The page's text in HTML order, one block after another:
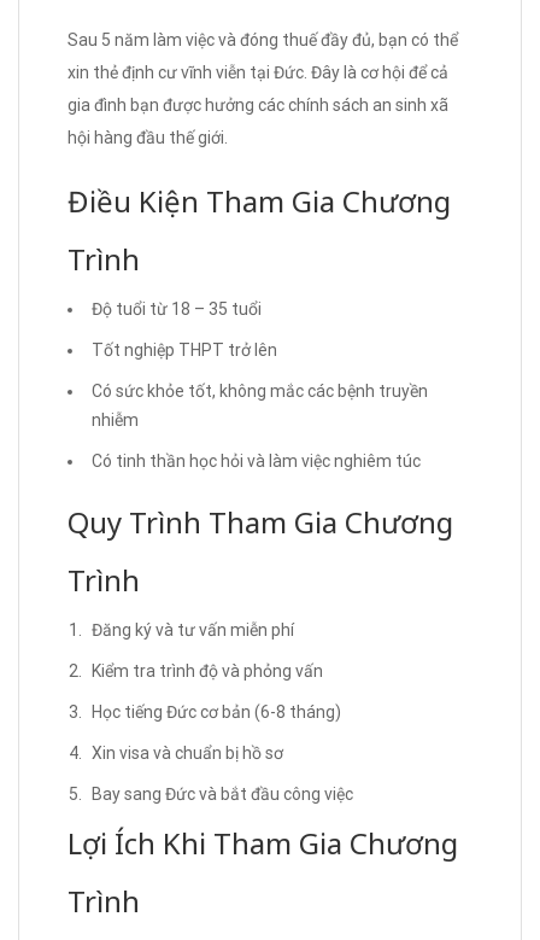
Sau 5 năm làm việc và đóng thuế đầy đủ, bạn có thể
xin thẻ định cư vĩnh viễn tại Đức. Đây là cơ hội để cả
gia đình bạn được hưởng các chính sách an sinh xã
hội hàng đầu thế giới.
Điều Kiện Tham Gia Chương
Trình
Độ tuổi từ 18 – 35 tuổi
Tốt nghiệp THPT trở lên
Có sức khỏe tốt, không mắc các bệnh truyền
nhiễm
Có tinh thần học hỏi và làm việc nghiêm túc
Quy Trình Tham Gia Chương
Trình
Đăng ký và tư vấn miễn phí
Kiểm tra trình độ và phỏng vấn
Học tiếng Đức cơ bản (6-8 tháng)
Xin visa và chuẩn bị hồ sơ
Bay sang Đức và bắt đầu công việc
Lợi Ích Khi Tham Gia Chương
Trình